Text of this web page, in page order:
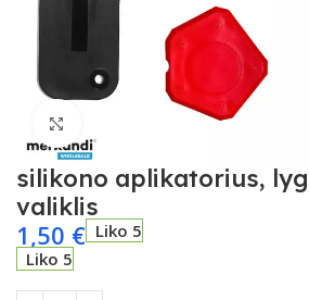
Spustelėkite, kad
silikono aplikatorius,
valiklis
1,50 € Liko 5
Liko 5